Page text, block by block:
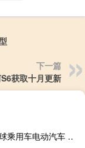
下一篇
获取十月更新
2023 年全球乘用车电动汽车 混合动力电池市场将扩大 40%